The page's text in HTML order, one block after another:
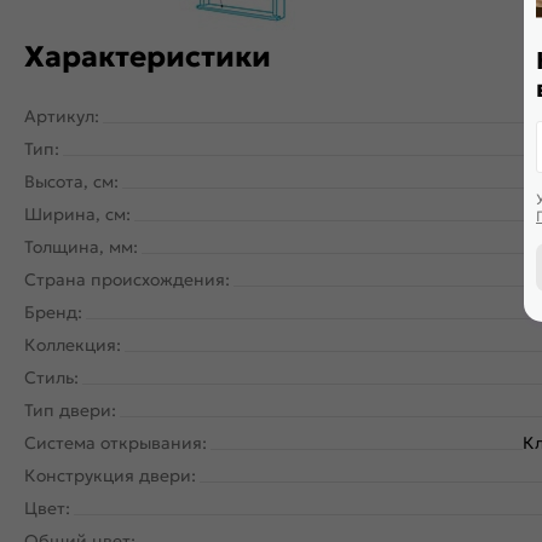
Характеристики
Артикул:
Тип:
Высота, см:
Ширина, см:
Толщина, мм:
Страна происхождения:
Бренд:
Коллекция:
Стиль:
Тип двери:
Система открывания:
Конструкция двери:
Цвет: